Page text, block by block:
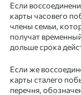
Если
карты часовего
члены семьи,
получат
дольше срока
Если же
карты сталего
перечня,